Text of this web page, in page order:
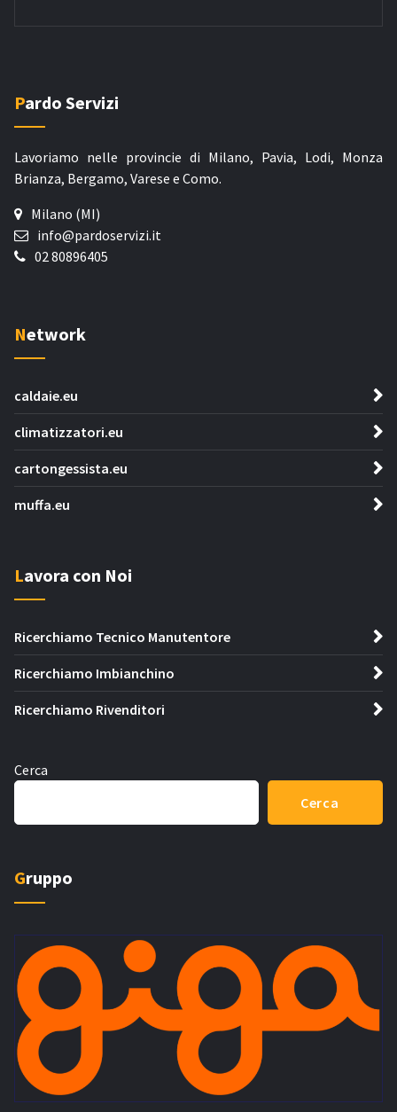
Pardo Servizi
Lavoriamo nelle provincie di Milano, Pavia, Lodi, Monza
Brianza, Bergamo, Varese e Como.
Milano (MI)
info@pardoservizi.it
02 80896405
Network
caldaie.eu
climatizzatori.eu
cartongessista.eu
muffa.eu
Lavora con Noi
Ricerchiamo Tecnico Manutentore
Ricerchiamo Imbianchino
Ricerchiamo Rivenditori
Cerca
Cerca
Gruppo